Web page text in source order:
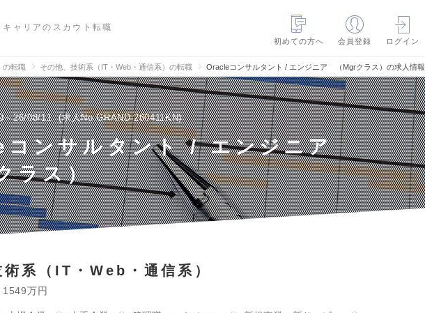
キャリアのスカウト転職
初めての方へ
会員登録 ログイン
の転職 その他、技術系（IT・Web・通信系）の転職 Oracleコンサルタント / エンジニア （Mgrクラス）の求人情報
～26/08/11 求人No.GRAND-260411KN
ンサルタント / エンジニア
ラス）
術系（IT・Web・通信系）
万円